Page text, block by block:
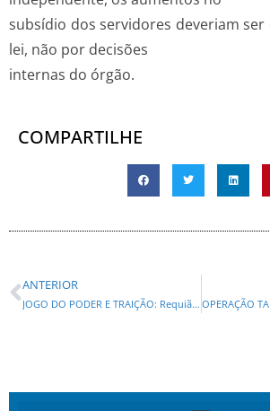
subsídio dos servidores deveriam
lei, não por decisões
internas do órgão.
COMPARTILHE
ANTERIOR
JOGO DO PODER E TRAIÇÃO: Requião assedia Belinati